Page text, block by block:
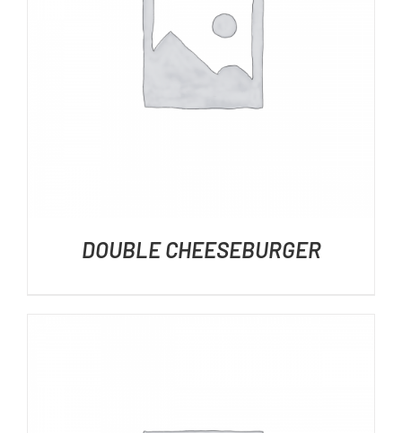
DÉTAILS
DOUBLE CHEESEBURGER